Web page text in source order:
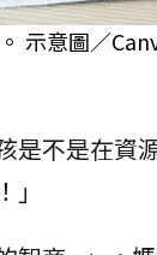
示意圖／
不是在資